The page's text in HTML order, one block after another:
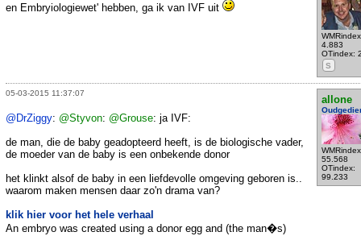
4.883
OTindex:
S
en Embryiologiewet' hebben, ga ik van IVF uit
05-03-2015 11:37:07
allone
55.568
OTindex:
99.233
@DrZiggy: @Styvon: @Grouse: ja IVF:
de man, die de baby geadopteerd heeft, is de biologische vader,
de moeder van de baby is een onbekende donor
het klinkt alsof de baby in een liefdevolle omgeving geboren is..
waarom maken mensen daar zo'n drama van?
klik hier voor het hele verhaal
An embryo was created using a donor egg and (the man�s)